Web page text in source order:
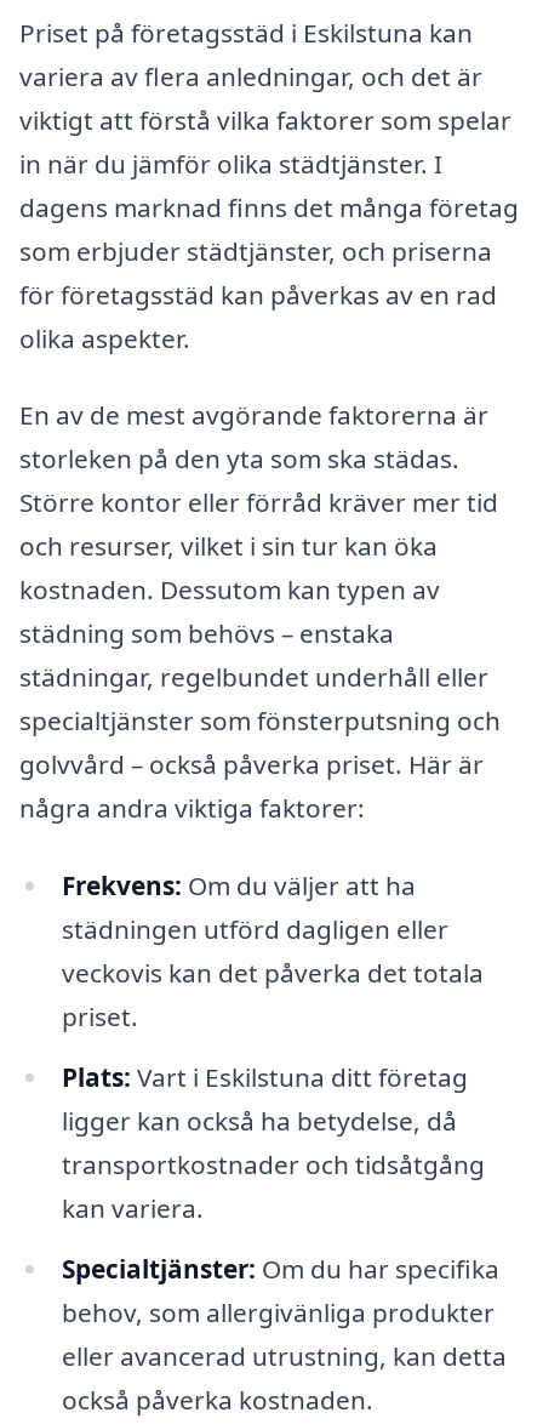
Priset på företagsstäd i Eskilstuna kan
variera av flera anledningar, och det är
viktigt att förstå vilka faktorer som spelar
in när du jämför olika städtjänster. I
dagens marknad finns det många företag
som erbjuder städtjänster, och priserna
för företagsstäd kan påverkas av en rad
olika aspekter.
En av de mest avgörande faktorerna är
storleken på den yta som ska städas.
Större kontor eller förråd kräver mer tid
och resurser, vilket i sin tur kan öka
kostnaden. Dessutom kan typen av
städning som behövs – enstaka
städningar, regelbundet underhåll eller
specialtjänster som fönsterputsning och
golvvård – också påverka priset. Här är
några andra viktiga faktorer:
Frekvens: Om du väljer att ha
städningen utförd dagligen eller
veckovis kan det påverka det totala
priset.
Plats: Vart i Eskilstuna ditt företag
ligger kan också ha betydelse, då
transportkostnader och tidsåtgång
kan variera.
Specialtjänster: Om du har specifika
behov, som allergivänliga produkter
eller avancerad utrustning, kan detta
också påverka kostnaden.